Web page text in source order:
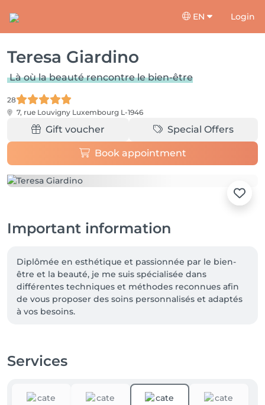
EN Login
Teresa Giardino
Là où la beauté rencontre le bien-être
28
7, rue Louvigny Luxembourg L-1946
Gift voucher Special Offers
Book appointment
Important information
Diplômée en esthétique et passionnée par le bien-
être et la beauté, je me suis spécialisée dans
différentes techniques et méthodes reconnues afin
de vous proposer des soins personnalisés et adaptés
à vos besoins.
• Massages pré et post-partum
• Soins corporels avancés
Services